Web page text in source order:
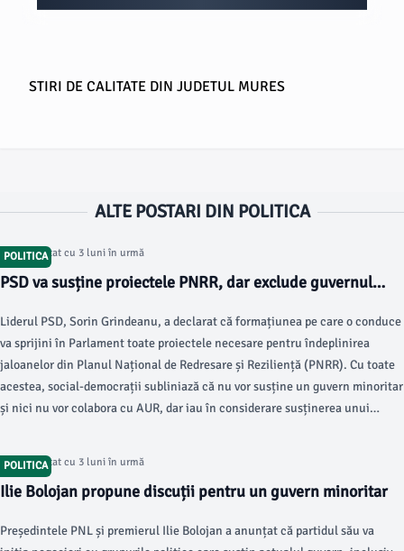
STIRI DE CALITATE DIN JUDETUL MURES
ALTE POSTARI DIN POLITICA
POLITICA
Articol postat cu 3 luni în urmă
PSD va susține proiectele PNRR, dar exclude guvernul
Liderul PSD, Sorin Grindeanu, a declarat că formațiunea pe care o conduce
va sprijini în Parlament toate proiectele necesare pentru îndeplinirea
jaloanelor din Planul Național de Redresare și Reziliență (PNRR). Cu toate
acestea, social-democrații subliniază că nu vor susține un guvern minoritar
și nici nu vor colabora cu AUR, dar iau în considerare susținerea unui
POLITICA
Articol postat cu 3 luni în urmă
Ilie Bolojan propune discuții pentru un guvern minoritar
Președintele PNL și premierul Ilie Bolojan a anunțat că partidul său va